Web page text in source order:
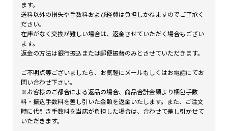
ます。
送料以外の損失や手数料および経費は負担しかねますのでご了承く
ださい。
在庫がなく交換が難しい場合は、返金させていただく場合もござい
ます。
返金の方法は銀行振込または郵便振替のみとさせていただきます。
ご不明点等ございましたら、お気軽にメールもしくはお電話にてお
問い合わせ下さい。
※お客様のご都合による返品の場合、商品合計金額より梱包手数
料・振込手数料を差し引いた金額を返金いたします。また、ご注文
時に代引き手数料を当店が負担した場合は、合わせて差し引かせて
いただきます。